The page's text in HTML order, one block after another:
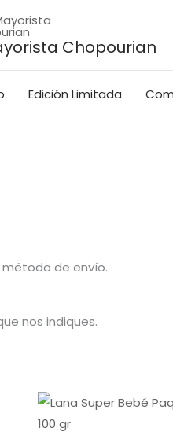
Chopourian
Edición Limitada
de envío.
nos indiques.
de